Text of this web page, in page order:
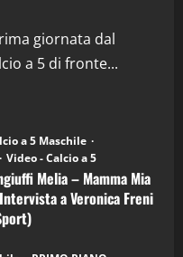
giornata dal
a 5 di fronte...
a 5 Maschile
Video - Calcio a 5
Melia – Mamma Mia
a Veronica Freni
Podcast: 29^ Puntata
2026)
Podcast
Podcast: 28^ Puntata
2026)